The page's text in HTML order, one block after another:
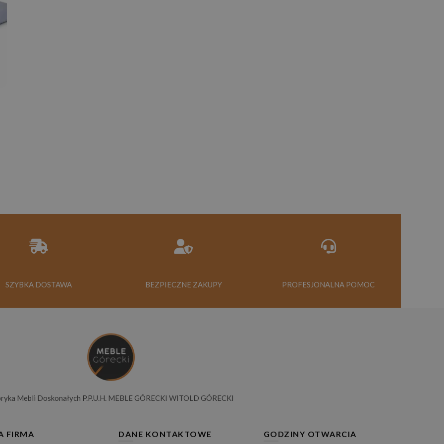
SZYBKA DOSTAWA BEZPIECZNE ZAKUPY PROFESJONALNA POMOC
Mebli Doskonałych P.P.U.H. MEBLE GÓRECKI WITOLD GÓRECKI
FIRMA DANE KONTAKTOWE GODZINY OTWARCIA